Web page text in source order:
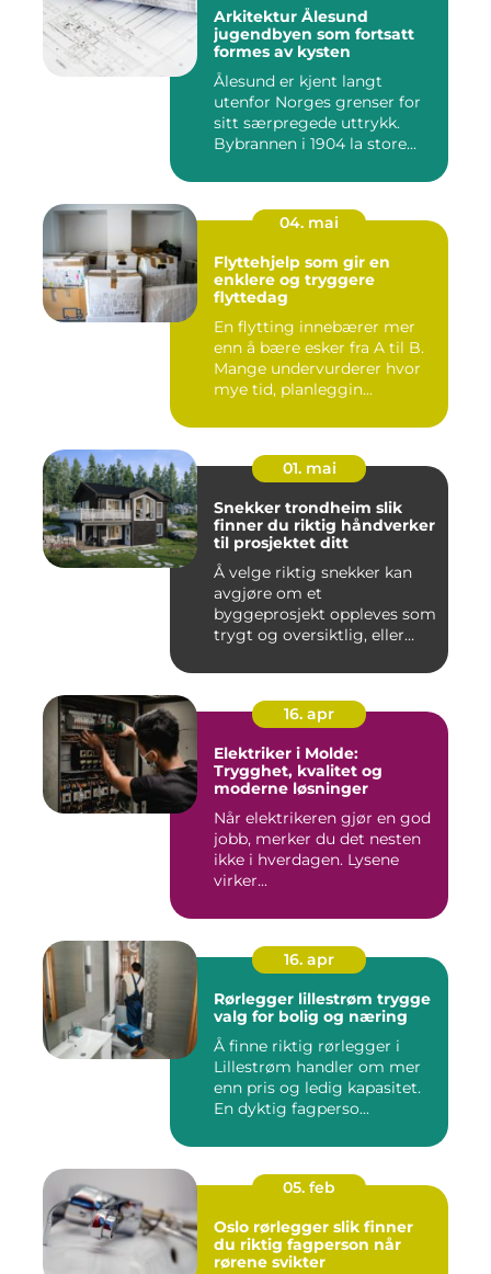
Arkitektur Ålesund
jugendbyen som fortsatt
formes av kysten
Ålesund er kjent langt
utenfor Norges grenser for
sitt særpregede uttrykk.
Bybrannen i 1904 la store...
04. mai
Flyttehjelp som gir en
enklere og tryggere
flyttedag
En flytting innebærer mer
enn å bære esker fra A til B.
Mange undervurderer hvor
mye tid, planleggin...
01. mai
Snekker trondheim slik
finner du riktig håndverker
til prosjektet ditt
Å velge riktig snekker kan
avgjøre om et
byggeprosjekt oppleves som
trygt og oversiktlig, eller
16. apr
Elektriker i Molde:
Trygghet, kvalitet og
moderne løsninger
Når elektrikeren gjør en god
jobb, merker du det nesten
ikke i hverdagen. Lysene
virker...
16. apr
Rørlegger lillestrøm trygge
valg for bolig og næring
Å finne riktig rørlegger i
Lillestrøm handler om mer
enn pris og ledig kapasitet.
En dyktig fagperso...
05. feb
Oslo rørlegger slik finner
du riktig fagperson når
rørene svikter